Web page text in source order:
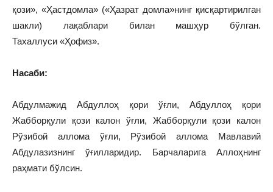
қози», «Ҳастдомла» («Ҳазрат домла»нинг қисқартирилган
шакли) лақаблари билан машҳур бўлган.
Тахаллуси «Ҳофиз».
Насаби:
Абдулмажид Абдуллоҳ қори ўғли, Абдуллоҳ қори
Жабборқули қози калон ўғли, Жабборқули қози калон
Рўзибой аллома ўғли, Рўзибой аллома Мавлавий
Абдулазизнинг ўғилларидир. Барчаларига Аллоҳнинг
раҳмати бўлсин.